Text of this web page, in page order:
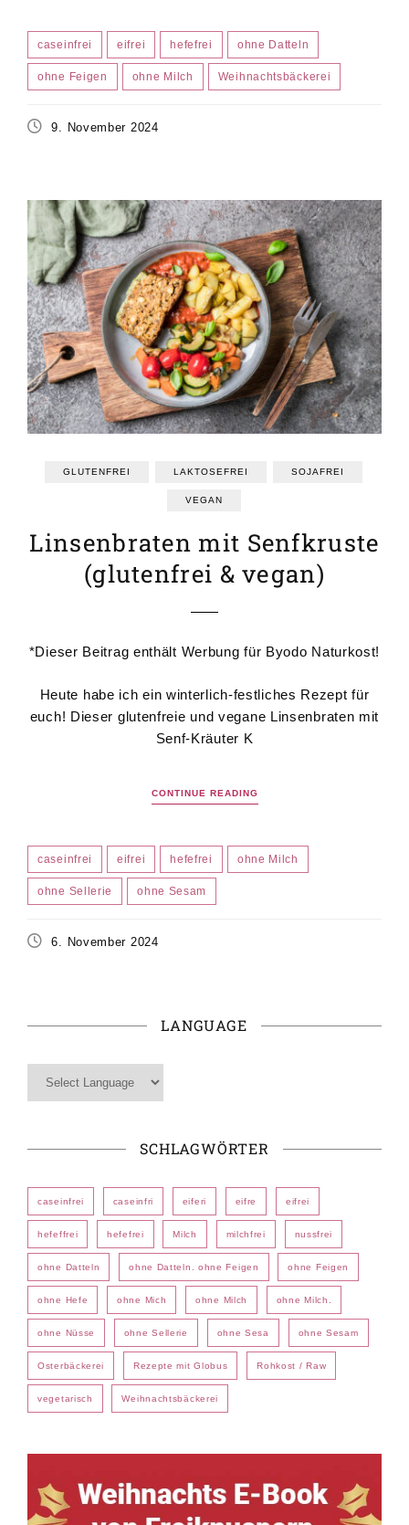
caseinfrei eifrei hefefrei ohne Datteln
ohne Feigen ohne Milch Weihnachtsbäckerei
9. November 2024
GLUTENFREI LAKTOSEFREI SOJAFREI
VEGAN
Linsenbraten mit Senfkruste
(glutenfrei & vegan)
*Dieser Beitrag enthält Werbung für Byodo Naturkost!
Heute habe ich ein winterlich-festliches Rezept für
euch! Dieser glutenfreie und vegane Linsenbraten mit
Senf-Kräuter K
CONTINUE READING
caseinfrei eifrei hefefrei ohne Milch
ohne Sellerie ohne Sesam
6. November 2024
LANGUAGE
SCHLAGWÖRTER
caseinfrei caseinfri eiferi eifre eifrei
hefeffrei hefefrei Milch milchfrei nussfrei
ohne Datteln ohne Datteln. ohne Feigen ohne Feigen
ohne Hefe ohne Mich ohne Milch ohne Milch.
ohne Nüsse ohne Sellerie ohne Sesa ohne Sesam
Osterbäckerei Rezepte mit Globus Rohkost / Raw
vegetarisch Weihnachtsbäckerei